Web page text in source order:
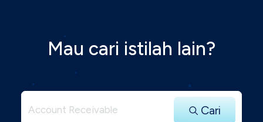
Mau cari istilah lain?
Cari